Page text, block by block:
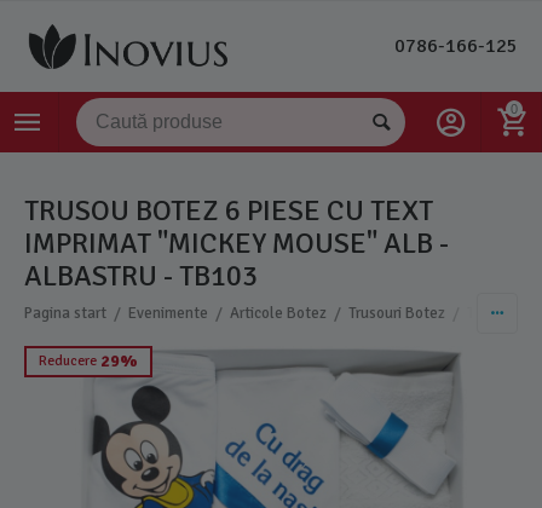
0786-166-125
0
TRUSOU BOTEZ 6 PIESE CU TEXT
IMPRIMAT "MICKEY MOUSE" ALB -
ALBASTRU - TB103
Pagina start / Evenimente / Articole Botez / Trusouri Botez Trusouri
Reducere 29%